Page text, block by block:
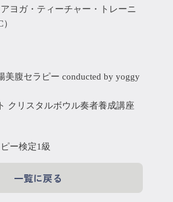
ヨガ・ティーチャー・トレーニ
美腹セラピー conducted by yoggy
クリスタルボウル奏者養成講座
ー検定1級
一覧に戻る